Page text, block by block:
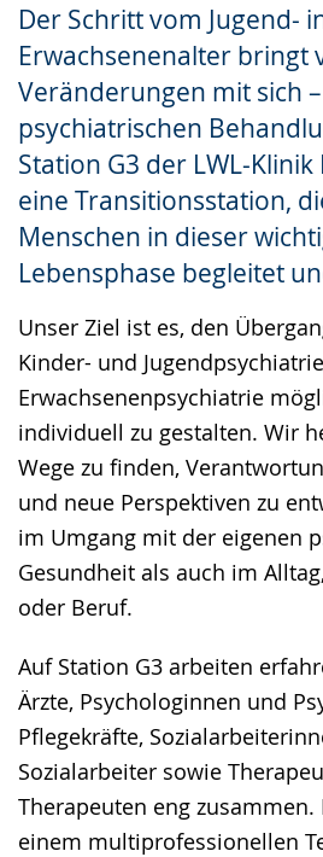
Der Schritt vom Jugend-
Erwachsenenalter bringt
Veränderungen mit sich
psychiatrischen
Station G3 der LWL-
eine Transitionsstation,
Menschen in dieser
Lebensphase begleitet
Unser Ziel ist es, den
Kinder- und
Erwachsenenpsychiatrie
individuell zu gestalten. Wir
Wege zu finden,
und neue Perspektiven zu
im Umgang mit der eigenen
Gesundheit als auch im
oder Beruf.
Auf Station G3 arbeiten
Ärzte, Psychologinnen und
Pflegekräfte,
Sozialarbeiter sowie
Therapeuten eng zusammen.
einem multiprofessionellen
Gebärdensprache
wird
angezeigt.